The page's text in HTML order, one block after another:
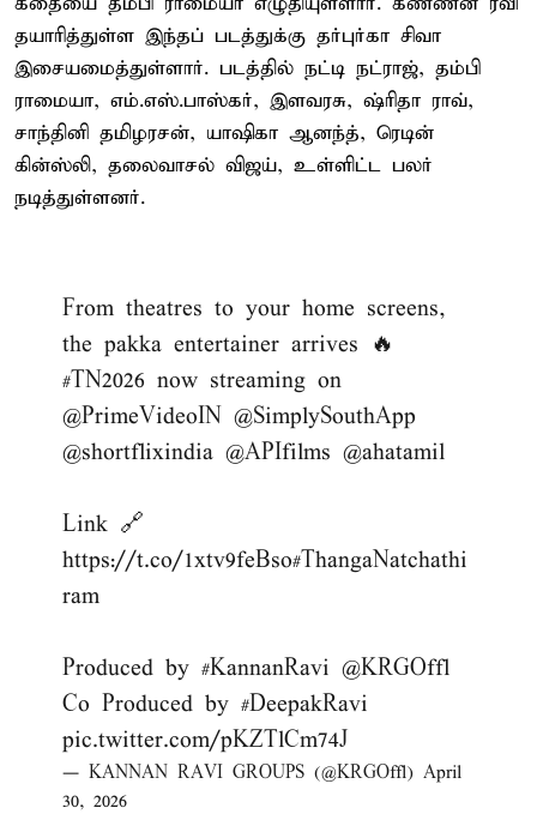
தயாரித்துள்ள இந்தப் படத்துக்கு தர்புர்கா சிவா
இசையமைத்துள்ளார். படத்தில் நட்டி நட்ராஜ், தம்பி
ராமையா, எம்.எஸ்.பாஸ்கர், இளவரசு, ஷ்ரிதா ராவ்,
சாந்தினி தமிழரசன், யாஷிகா ஆனந்த், ரெடின்
கின்ஸ்லி, தலைவாசல் விஜய், உள்ளிட்ட பலர்
நடித்துள்ளனர்.
From theatres to your home screens,
the pakka entertainer arrives 🔥
#TN2026 now streaming on
@PrimeVideoIN @SimplySouthApp
@shortflixindia @APIfilms @ahatamil
Link 🔗
https://t.co/1xtv9feBso#ThangaNatchathi
ram
Produced by #KannanRavi @KRGOffl
Co Produced by #DeepakRavi
pic.twitter.com/pKZTlCm74J
— KANNAN RAVI GROUPS (@KRGOffl) April
30, 2026